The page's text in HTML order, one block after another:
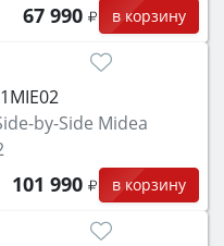
67 990 в корзину
by-Side Midea
101 990 в корзину